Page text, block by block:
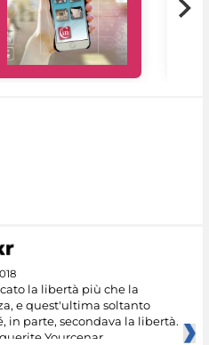
la libertà più che la
e quest'ultima soltanto
in parte, secondava la libertà.
Yourcenar